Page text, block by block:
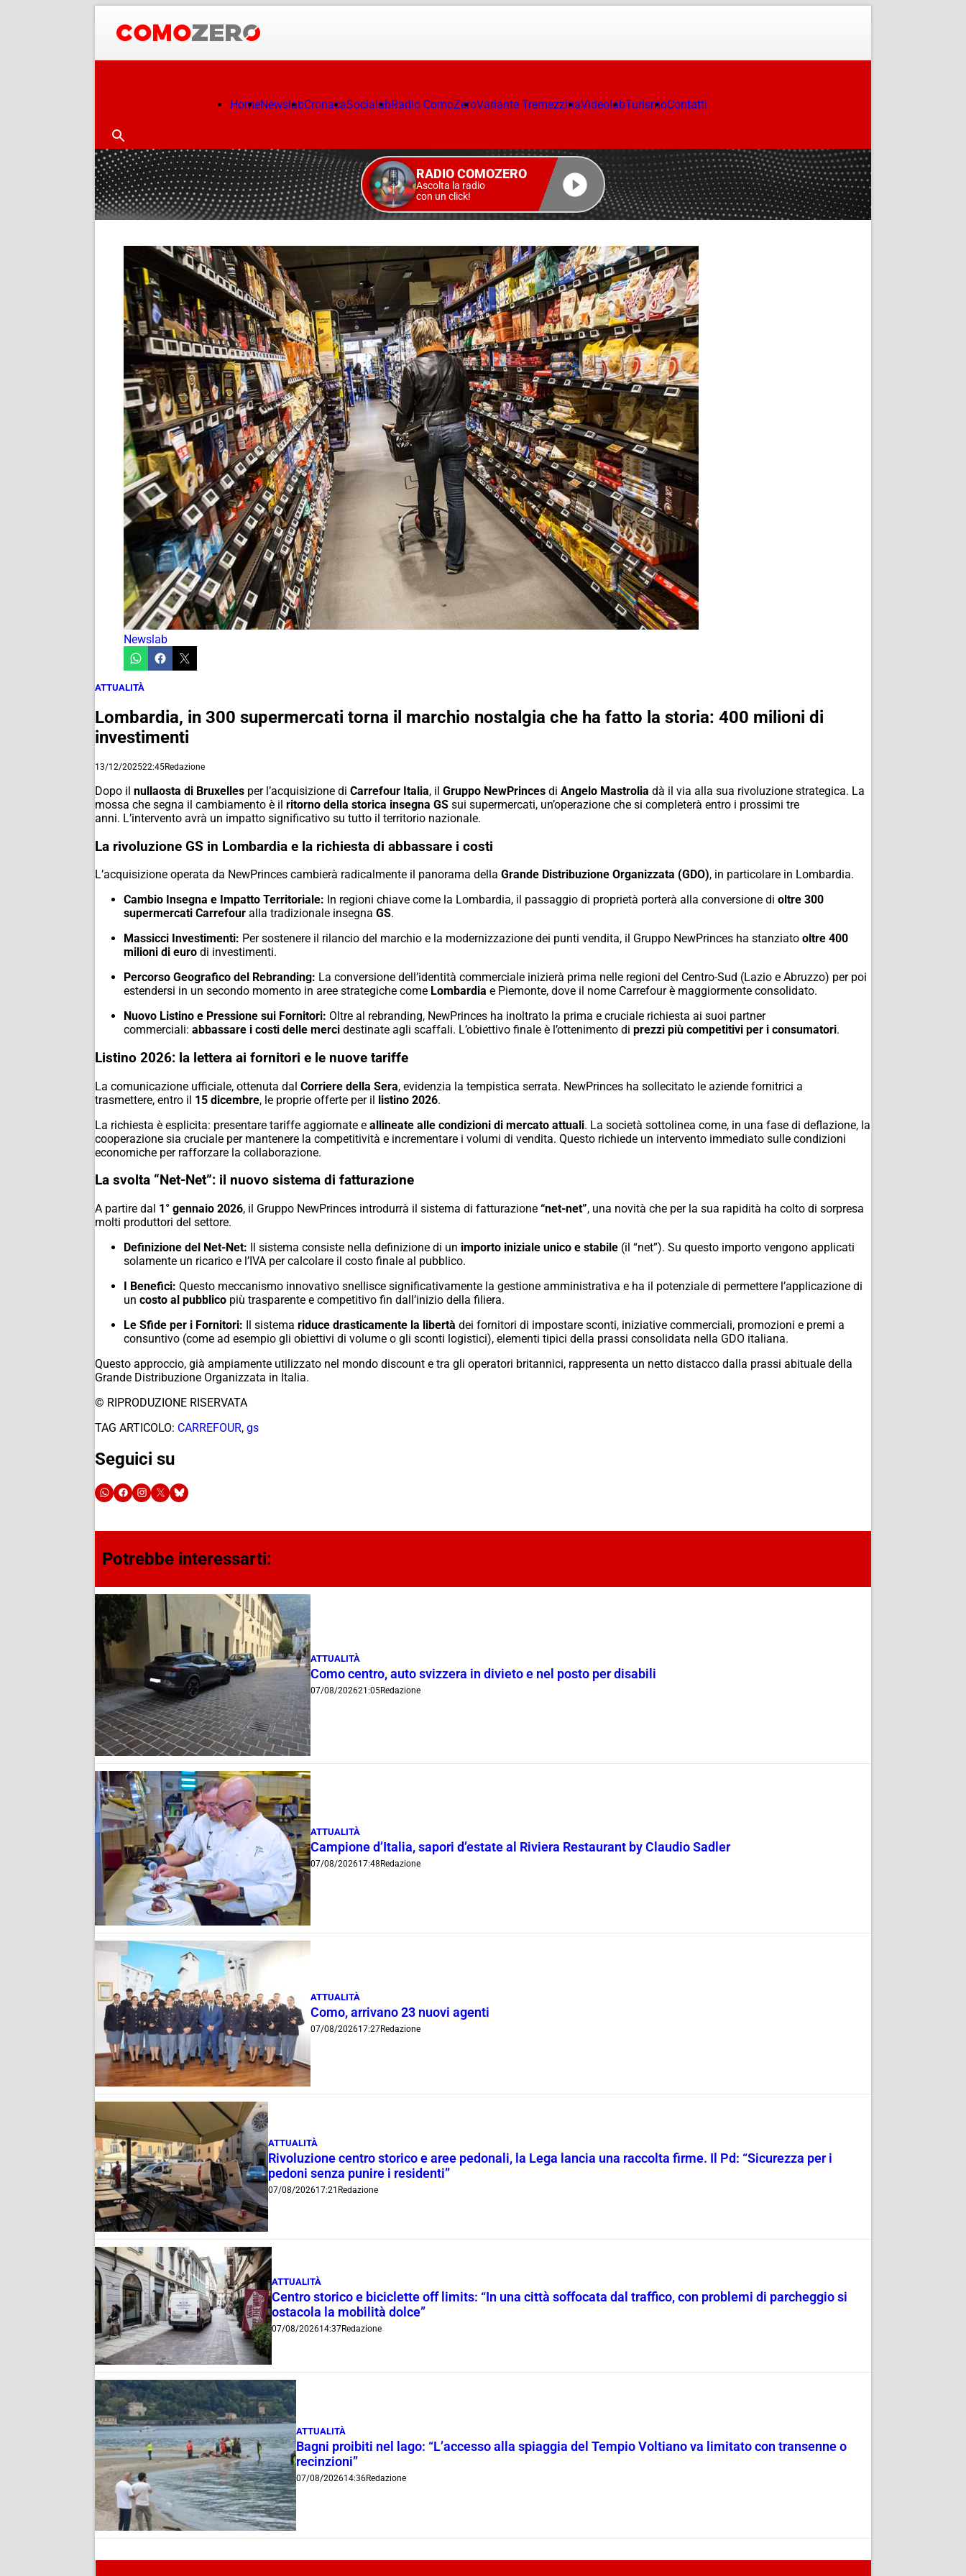
HomeNewslabCronacaSocialabRadio ComoZeroVariante TremezzinaVideolabTurismoContatti
RADIO COMOZERO
Ascolta la radio
con un click!
Newslab
ATTUALITÀ
Lombardia, in 300 supermercati torna il marchio nostalgia che ha fatto la storia: 400 milioni di
investimenti
13/12/202522:45Redazione
Dopo il nullaosta di Bruxelles per l’acquisizione di Carrefour Italia, il Gruppo NewPrinces di Angelo Mastrolia dà il via alla sua rivoluzione strategica. La
mossa che segna il cambiamento è il ritorno della storica insegna GS sui supermercati, un’operazione che si completerà entro i prossimi tre
anni. L’intervento avrà un impatto significativo su tutto il territorio nazionale.
La rivoluzione GS in Lombardia e la richiesta di abbassare i costi
L’acquisizione operata da NewPrinces cambierà radicalmente il panorama della Grande Distribuzione Organizzata (GDO), in particolare in Lombardia.
Cambio Insegna e Impatto Territoriale: In regioni chiave come la Lombardia, il passaggio di proprietà porterà alla conversione di oltre 300
supermercati Carrefour alla tradizionale insegna GS.
Massicci Investimenti: Per sostenere il rilancio del marchio e la modernizzazione dei punti vendita, il Gruppo NewPrinces ha stanziato oltre 400
milioni di euro di investimenti.
Percorso Geografico del Rebranding: La conversione dell’identità commerciale inizierà prima nelle regioni del Centro-Sud (Lazio e Abruzzo) per poi
estendersi in un secondo momento in aree strategiche come Lombardia e Piemonte, dove il nome Carrefour è maggiormente consolidato.
Nuovo Listino e Pressione sui Fornitori: Oltre al rebranding, NewPrinces ha inoltrato la prima e cruciale richiesta ai suoi partner
commerciali: abbassare i costi delle merci destinate agli scaffali. L’obiettivo finale è l’ottenimento di prezzi più competitivi per i consumatori.
Listino 2026: la lettera ai fornitori e le nuove tariffe
La comunicazione ufficiale, ottenuta dal Corriere della Sera, evidenzia la tempistica serrata. NewPrinces ha sollecitato le aziende fornitrici a
trasmettere, entro il 15 dicembre, le proprie offerte per il listino 2026.
La richiesta è esplicita: presentare tariffe aggiornate e allineate alle condizioni di mercato attuali. La società sottolinea come, in una fase di deflazione, la
cooperazione sia cruciale per mantenere la competitività e incrementare i volumi di vendita. Questo richiede un intervento immediato sulle condizioni
economiche per rafforzare la collaborazione.
La svolta “Net-Net”: il nuovo sistema di fatturazione
A partire dal 1° gennaio 2026, il Gruppo NewPrinces introdurrà il sistema di fatturazione “net-net”, una novità che per la sua rapidità ha colto di sorpresa
molti produttori del settore.
Definizione del Net-Net: Il sistema consiste nella definizione di un importo iniziale unico e stabile (il “net”). Su questo importo vengono applicati
solamente un ricarico e l’IVA per calcolare il costo finale al pubblico.
I Benefici: Questo meccanismo innovativo snellisce significativamente la gestione amministrativa e ha il potenziale di permettere l’applicazione di
un costo al pubblico più trasparente e competitivo fin dall’inizio della filiera.
Le Sfide per i Fornitori: Il sistema riduce drasticamente la libertà dei fornitori di impostare sconti, iniziative commerciali, promozioni e premi a
consuntivo (come ad esempio gli obiettivi di volume o gli sconti logistici), elementi tipici della prassi consolidata nella GDO italiana.
Questo approccio, già ampiamente utilizzato nel mondo discount e tra gli operatori britannici, rappresenta un netto distacco dalla prassi abituale della
Grande Distribuzione Organizzata in Italia.
© RIPRODUZIONE RISERVATA
TAG ARTICOLO: CARREFOUR, gs
Seguici su
Potrebbe interessarti:
ATTUALITÀ
Como centro, auto svizzera in divieto e nel posto per disabili
07/08/202621:05Redazione
ATTUALITÀ
Campione d’Italia, sapori d’estate al Riviera Restaurant by Claudio Sadler
07/08/202617:48 Redazione
ATTUALITÀ
Como, arrivano 23 nuovi agenti
07/08/202617:27Redazione
ATTUALITÀ
Rivoluzione centro storico e aree pedonali, la Lega lancia una raccolta firme. Il Pd: “Sicurezza per i
pedoni senza punire i residenti”
07/08/202617:21 Redazione
ATTUALITÀ
Centro storico e biciclette off limits: “In una città soffocata dal traffico, con problemi di parcheggio si
ostacola la mobilità dolce”
07/08/202614:37Redazione
ATTUALITÀ
Bagni proibiti nel lago: “L’accesso alla spiaggia del Tempio Voltiano va limitato con transenne o
recinzioni”
07/08/202614:36Redazione